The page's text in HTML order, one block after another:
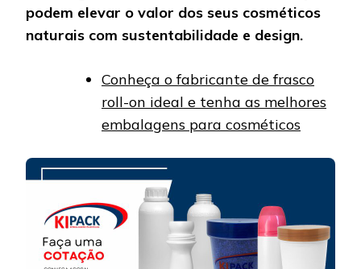
podem elevar o valor dos seus cosméticos
naturais com sustentabilidade e design.
Conheça o fabricante de frasco
roll-on ideal e tenha as melhores
embalagens para cosméticos